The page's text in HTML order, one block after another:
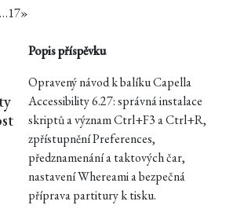
…17»
Popis příspěvku
Opravený návod k balíku Capella
Accessibility 6.27: správná instalace
skriptů a význam Ctrl+F3 a Ctrl+R,
zpřístupnění Preferences,
předznamenání a taktových čar,
nastavení Whereami a bezpečná
příprava partitury k tisku.